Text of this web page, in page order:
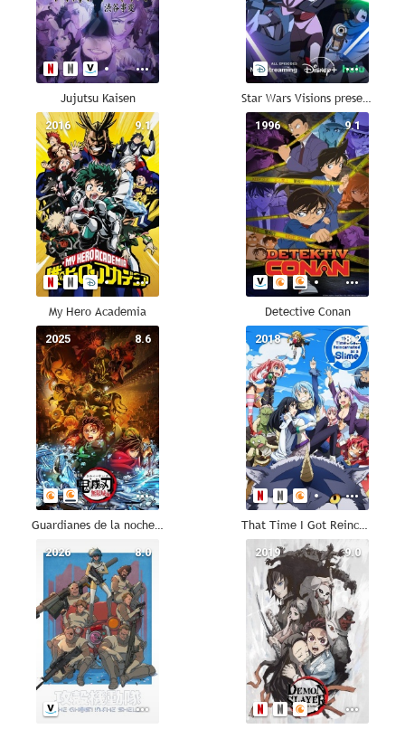
Jujutsu Kaisen Star Wars Visions presenta: La jedi número 9
9.1
2016
My Hero Academia
9.1
1996
Detective Conan
8.6
2025
Guardianes de la noche: Kimetsu no Yaiba - La fortaleza infinita
8.2
2018
That Time I Got Reincarnated as a Slime
8.0
2026 9.0
2019